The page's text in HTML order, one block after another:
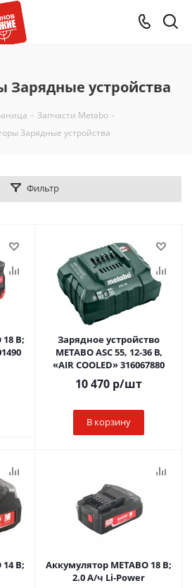
Зарядные устройства
- Запчасти Metabo -
Зарядные устройства
Фильтр
18 В;
Зарядное устройство
METABO ASC 55, 12-36 В,
«AIR COOLED» 316067880
10 470 р/шт
В корзину
14 В;
Аккумулятор METABO 18 В;
2.0 А/ч Li-Power